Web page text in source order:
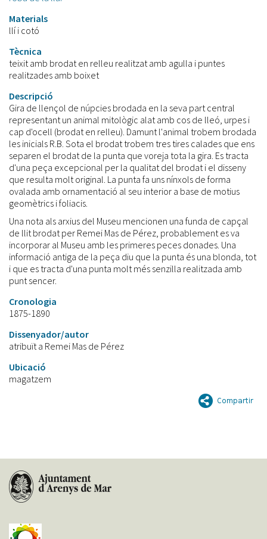
Materials
llí i cotó
Tècnica
teixit amb brodat en relleu realitzat amb agulla i puntes
realitzades amb boixet
Descripció
Gira de llençol de núpcies brodada en la seva part central
representant un animal mitològic alat amb cos de lleó, urpes i
cap d'ocell (brodat en relleu). Damunt l'animal trobem brodada
les inicials R.B. Sota el brodat trobem tres tires calades que ens
separen el brodat de la punta que voreja tota la gira. Es tracta
d'una peça excepcional per la qualitat del brodat i el disseny
que resulta molt original. La punta fa uns nínxols de forma
ovalada amb ornamentació al seu interior a base de motius
geomètrics i foliacis.
Una nota als arxius del Museu mencionen una funda de capçal
de llit brodat per Remei Mas de Pérez, probablement es va
incorporar al Museu amb les primeres peces donades. Una
informació antiga de la peça diu que la punta és una blonda, tot
i que es tracta d'una punta molt més senzilla realitzada amb
punt sencer.
Cronologia
1875-1890
Dissenyador/autor
atribuït a Remei Mas de Pérez
Ubicació
magatzem